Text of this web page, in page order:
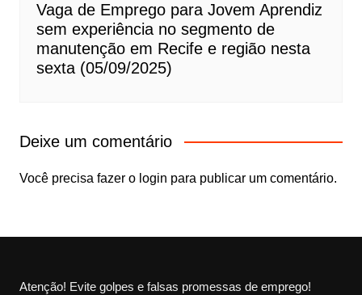
Vaga de Emprego para Jovem Aprendiz
sem experiência no segmento de
manutenção em Recife e região nesta
sexta (05/09/2025)
Deixe um comentário
Você precisa fazer o login para publicar um comentário.
Atenção! Evite golpes e falsas promessas de emprego!